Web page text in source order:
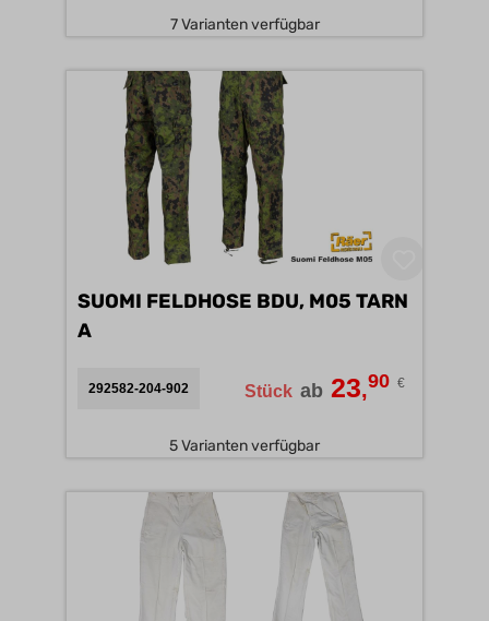
7 Varianten verfügbar
SUOMI FELDHOSE BDU, M05 TARN
A
292582-204-902 Stück ab 23,90 €
5 Varianten verfügbar